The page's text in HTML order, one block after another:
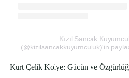
Kızıl Sancak
(@kizilsancakkuyumculuk)'in
Kurt Çelik Kolye: Gücün ve